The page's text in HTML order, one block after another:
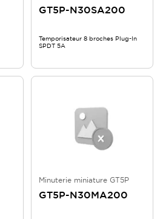
GT5P-N30SA200
Temporisateur 8 broches Plug-In
SPDT 5A
Minuterie miniature GT5P
GT5P-N30MA200